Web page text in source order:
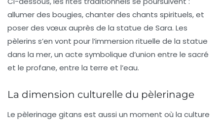
allumer des bougies, chanter des chants spirituels, et
poser des vœux auprès de la statue de Sara. Les
pèlerins s’en vont pour l’immersion rituelle de la statue
dans la mer, un acte symbolique d’union entre le sacré
et le profane, entre la terre et l’eau.
La dimension culturelle du pèlerinage
Le pèlerinage gitans est aussi un moment où la culture